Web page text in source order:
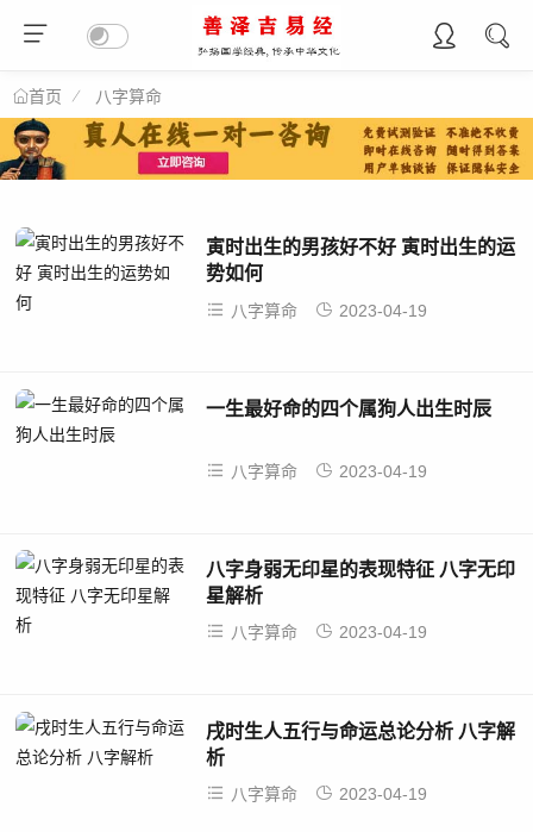
首页 八字算命
寅时出生的男孩好不好 寅时出生的运
势如何
八字算命 2023-04-19
一生最好命的四个属狗人出生时辰
八字算命 2023-04-19
八字身弱无印星的表现特征 八字无印
星解析
八字算命 2023-04-19
戌时生人五行与命运总论分析 八字解
析
八字算命 2023-04-19